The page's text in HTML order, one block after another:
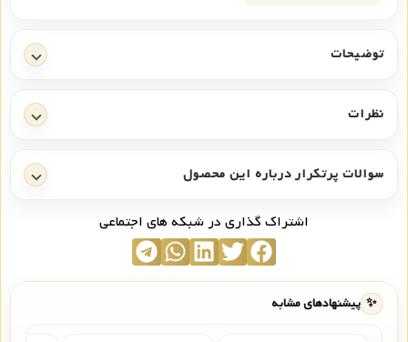
توضیحات
نظرات
سوالات پرتکرار درباره این محصول
اشتراک گذاری در شبکه های اجتماعی
✨ پیشنهادهای مشابه